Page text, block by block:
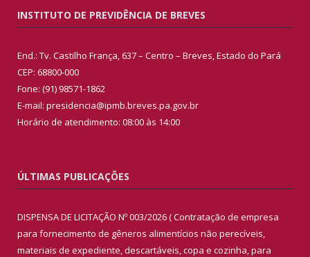
INSTITUTO DE PREVIDÊNCIA DE BREVES
End.: Tv. Castilho França, 637 – Centro – Breves, Estado do Pará
CEP: 68800-000
Fone: (91) 98571-1862
E-mail: presidencia@ipmb.breves.pa.gov.br
Horário de atendimento: 08:00 às 14:00
ÚLTIMAS PUBLICAÇÕES
DISPENSA DE LICITAÇÃO Nº 003/2026 ( Contratação de empresa
para fornecimento de gêneros alimentícios não perecíveis,
materiais de expediente, descartáveis, copa e cozinha, para